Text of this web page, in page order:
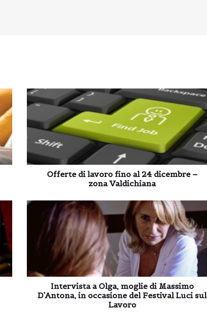
Offerte di lavoro fino al 24 dicembre –
zona Valdichiana
Intervista a Olga, moglie di Massimo
D’Antona, in occasione del Festival Luci sul
Lavoro